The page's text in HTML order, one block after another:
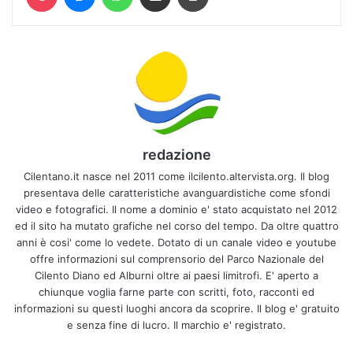
redazione
Cilentano.it nasce nel 2011 come ilcilento.altervista.org. Il blog
presentava delle caratteristiche avanguardistiche come sfondi
video e fotografici. Il nome a dominio e' stato acquistato nel 2012
ed il sito ha mutato grafiche nel corso del tempo. Da oltre quattro
anni è cosi' come lo vedete. Dotato di un canale video e youtube
offre informazioni sul comprensorio del Parco Nazionale del
Cilento Diano ed Alburni oltre ai paesi limitrofi. E' aperto a
chiunque voglia farne parte con scritti, foto, racconti ed
informazioni su questi luoghi ancora da scoprire. Il blog e' gratuito
e senza fine di lucro. Il marchio e' registrato.